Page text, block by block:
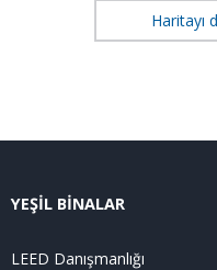
Haritayı
YEŞİL BİNALAR
LEED Danışmanlığı